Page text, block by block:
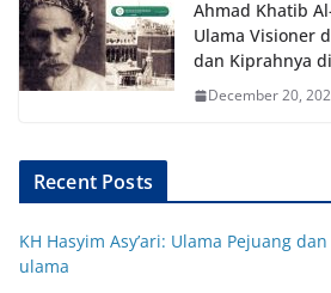
Ahmad Khatib
Ulama Visioner
dan Kiprahnya
December 20,
Recent Posts
KH Hasyim Asy’ari: Ulama Pejuang
ulama